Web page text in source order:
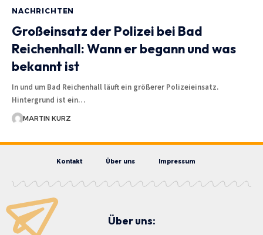
NACHRICHTEN
Großeinsatz der Polizei bei Bad
Reichenhall: Wann er begann und was
bekannt ist
In und um Bad Reichenhall läuft ein größerer Polizeieinsatz.
Hintergrund ist ein…
MARTIN KURZ
Kontakt Über uns Impressum
Über uns: